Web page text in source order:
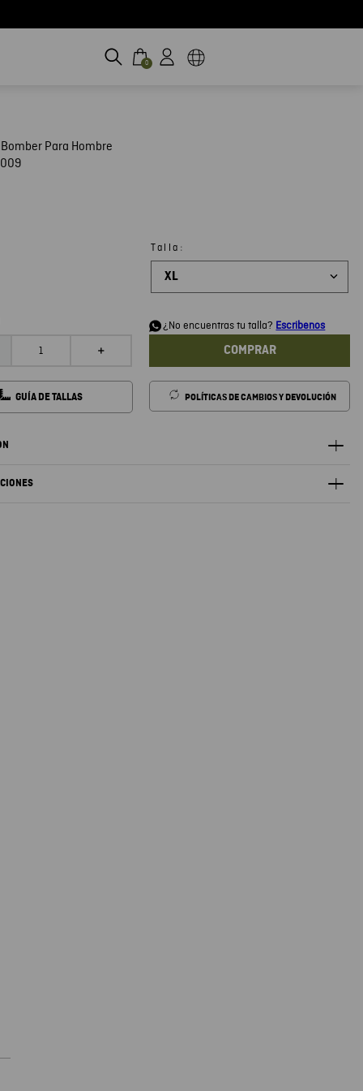
0
Para Hombre
Talla :
XL
¿No encuentras tu talla? Escribenos
＋ COMPRAR
GUÍA DE TALLAS POLÍTICAS DE CAMBIOS Y DEVOLUCIÓN